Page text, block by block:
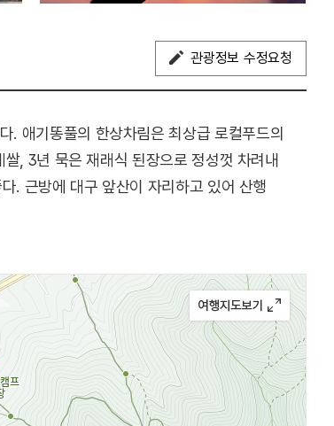
관광정보 수정요청
. 애기똥풀의 한상차림은 최상급 로컬푸드의
, 3년 묵은 재래식 된장으로 정성껏 차려내
. 근방에 대구 앞산이 자리하고 있어 산행